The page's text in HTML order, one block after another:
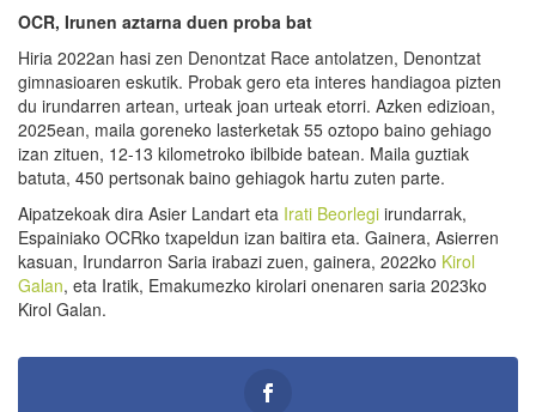
OCR, Irunen aztarna duen proba bat
Hiria 2022an hasi zen Denontzat Race antolatzen, Denontzat
gimnasioaren eskutik. Probak gero eta interes handiagoa pizten
du irundarren artean, urteak joan urteak etorri. Azken edizioan,
2025ean, maila goreneko lasterketak 55 oztopo baino gehiago
izan zituen, 12-13 kilometroko ibilbide batean. Maila guztiak
batuta, 450 pertsonak baino gehiagok hartu zuten parte.
Aipatzekoak dira Asier Landart eta Irati Beorlegi irundarrak,
Espainiako OCRko txapeldun izan baitira eta. Gainera, Asierren
kasuan, Irundarron Saria irabazi zuen, gainera, 2022ko Kirol
Galan, eta Iratik, Emakumezko kirolari onenaren saria 2023ko
Kirol Galan.